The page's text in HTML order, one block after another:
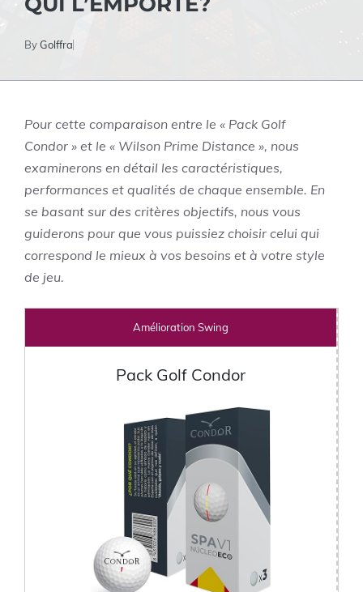
ByGolffra
Pour cette comparaison entre le « Pack Golf
Condor » et le « Wilson Prime Distance », nous
examinerons en détail les caractéristiques,
performances et qualités de chaque ensemble. En
se basant sur des critères objectifs, nous vous
guiderons pour que vous puissiez choisir celui qui
correspond le mieux à vos besoins et à votre style
de jeu.
Amélioration Swing
Pack Golf Condor